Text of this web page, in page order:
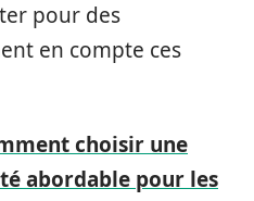
pour des
en compte ces
choisir une
abordable pour les